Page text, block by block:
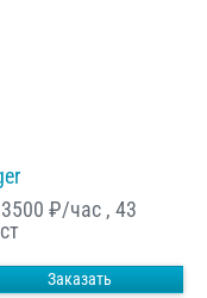
₽/час , 43
Заказать